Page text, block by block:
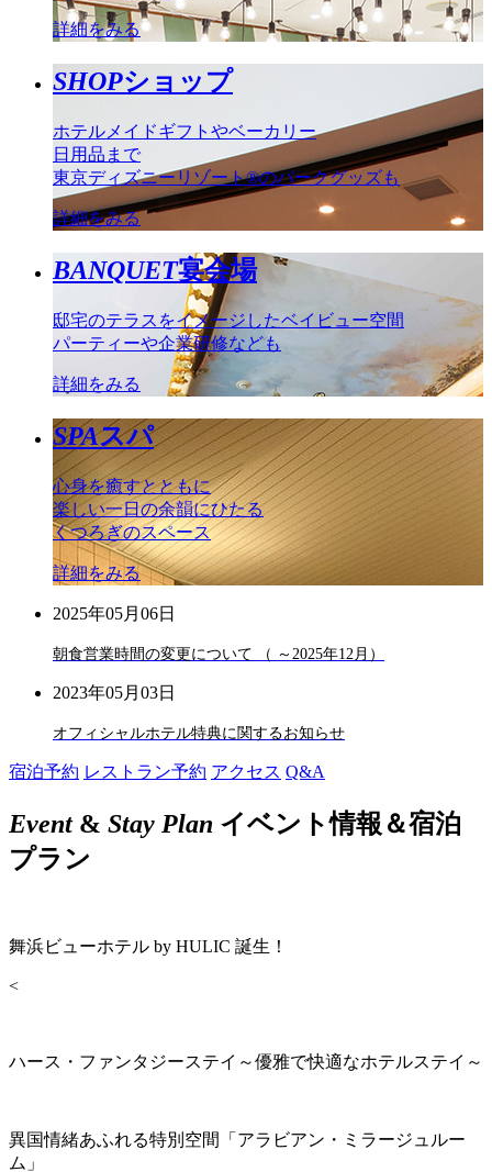
詳細をみる
SHOPショップ
ホテルメイドギフトやベーカリー
日用品まで
東京ディズニーリゾート®のパークグッズも
詳細をみる
BANQUET宴会場
邸宅のテラスをイメージしたベイビュー空間
パーティーや企業研修なども
詳細をみる
SPAスパ
心身を癒すとともに
楽しい一日の余韻にひたる
くつろぎのスペース
詳細をみる
2025年05月06日
朝食営業時間の変更について （ ～2025年12月）
2023年05月03日
オフィシャルホテル特典に関するお知らせ
宿泊予約 レストラン予約 アクセス Q&A
Event& Stay Plan イベント情報＆宿泊
プラン
舞浜ビューホテル by HULIC 誕生！
<
ハース・ファンタジーステイ～優雅で快適なホテルステイ～
異国情緒あふれる特別空間「アラビアン・ミラージュルー
ム」